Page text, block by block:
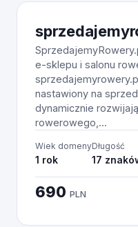
e-sklepu i salonu
nastawiony na
dynamicznie
rowerowego,...
Wiek domeny
1 rok
Długość
17
690 PLN